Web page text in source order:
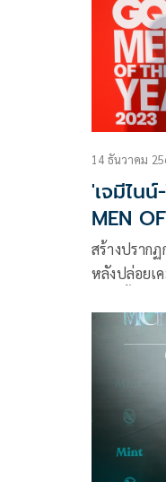
2024
14 ธันวาคม
'เจมีไน
MEN
สร้างปราก
หลังปล่อยเ
2 นักแสดง
โฟร์ท-ณัฐว
ประธานนั
GMMTVค
เครือบริษัท